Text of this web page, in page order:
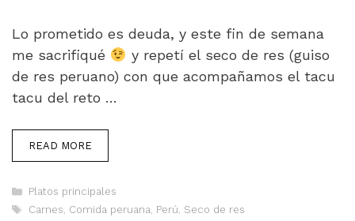
Lo prometido es deuda, y este fin de semana
me sacrifiqué
y repetí el seco de res (guiso
de res peruano) con que acompañamos el tacu
tacu del reto …
READ MORE
Categorías
Platos principales
Etiquetas
Carnes, Comida peruana, Perú, Seco de res